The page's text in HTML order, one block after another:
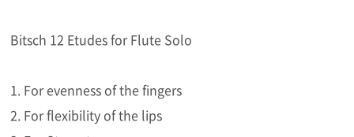
Bitsch 12 Etudes for Flute Solo
1. For evenness of the fingers
2. For flexibility of the lips